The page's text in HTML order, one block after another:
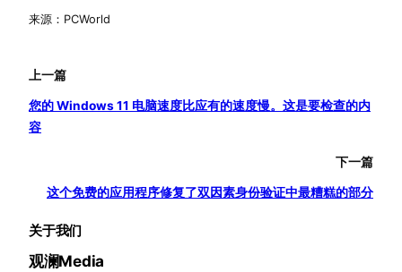
来源：PCWorld
上一篇
您的 Windows 11 电脑速度比应有的速度慢。这是要检查的内
容
下一篇
这个免费的应用程序修复了双因素身份验证中最糟糕的部分
关于我们
观澜Media